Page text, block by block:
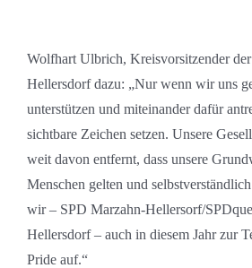
Wolfhart Ulbrich, Kreisvorsitzender
Hellersdorf dazu: „Nur wenn wir uns
unterstützen und miteinander dafür
sichtbare Zeichen setzen. Unsere
weit davon entfernt, dass unsere
Menschen gelten und
wir – SPD Marzahn-Hellersorf/
Hellersdorf – auch in diesem Jahr zur
Pride auf.“